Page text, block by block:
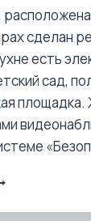
сделан
есть
сад,